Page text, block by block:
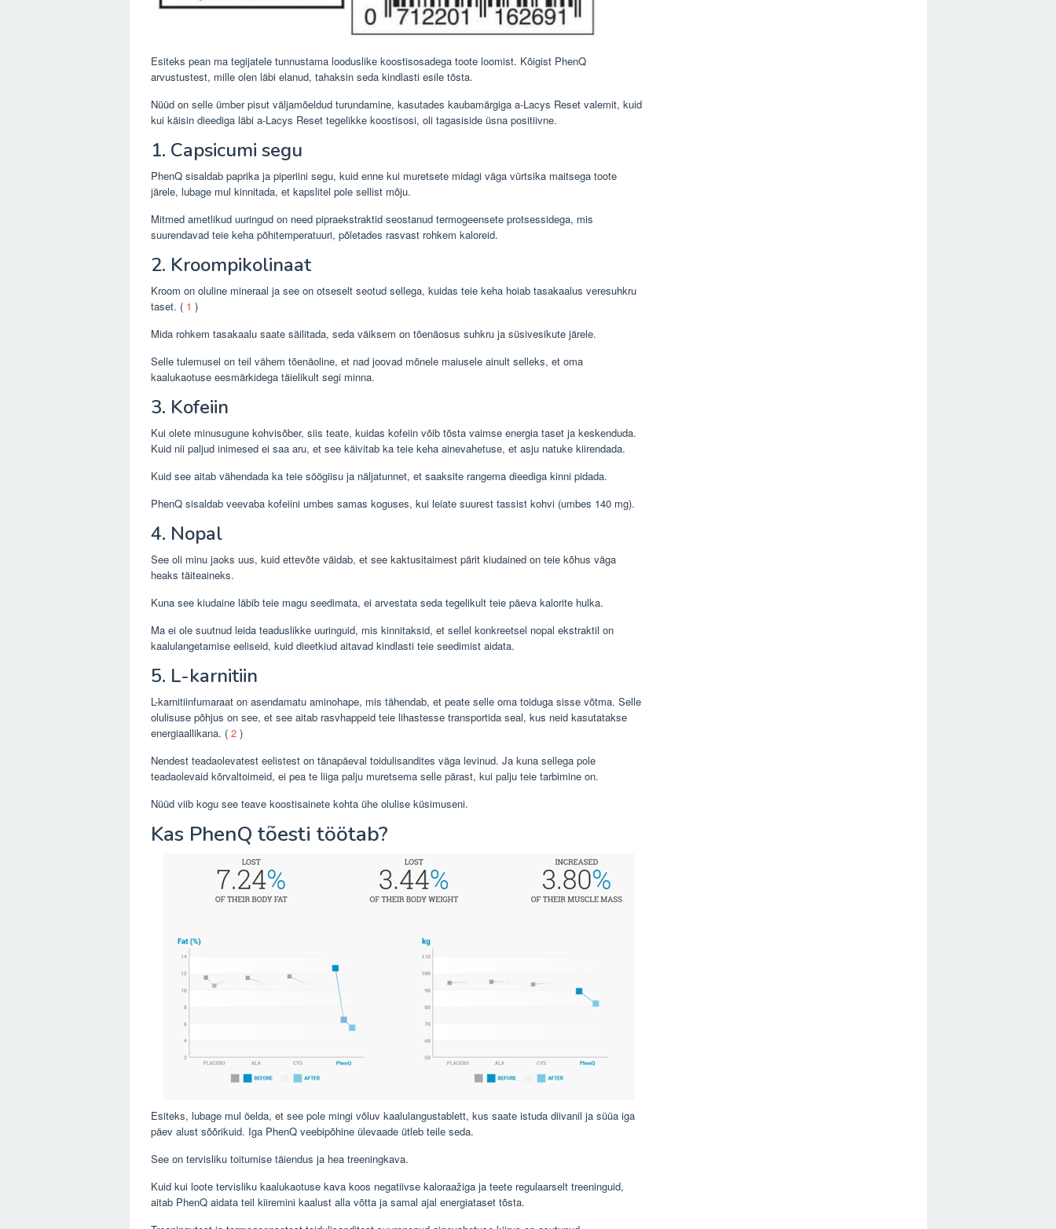
Esiteks pean ma tegijatele tunnustama looduslike koostisosadega toote loomist. Kõigist PhenQ
arvustustest, mille olen läbi elanud, tahaksin seda kindlasti esile tõsta.
Nüüd on selle ümber pisut väljamõeldud turundamine, kasutades kaubamärgiga a-Lacys Reset valemit, kuid
kui käisin dieediga läbi a-Lacys Reset tegelikke koostisosi, oli tagasiside üsna positiivne.
1. Capsicumi segu
PhenQ sisaldab paprika ja piperiini segu, kuid enne kui muretsete midagi väga vürtsika maitsega toote
järele, lubage mul kinnitada, et kapslitel pole sellist mõju.
Mitmed ametlikud uuringud on need pipraekstraktid seostanud termogeensete protsessidega, mis
suurendavad teie keha põhitemperatuuri, põletades rasvast rohkem kaloreid.
2. Kroompikolinaat
Kroom on oluline mineraal ja see on otseselt seotud sellega, kuidas teie keha hoiab tasakaalus veresuhkru
taset. ( 1 )
Mida rohkem tasakaalu saate säilitada, seda väiksem on tõenäosus suhkru ja süsivesikute järele.
Selle tulemusel on teil vähem tõenäoline, et nad joovad mõnele maiusele ainult selleks, et oma
kaalukaotuse eesmärkidega täielikult segi minna.
3. Kofeiin
Kui olete minusugune kohvisõber, siis teate, kuidas kofeiin võib tõsta vaimse energia taset ja keskenduda.
Kuid nii paljud inimesed ei saa aru, et see käivitab ka teie keha ainevahetuse, et asju natuke kiirendada.
Kuid see aitab vähendada ka teie söögiisu ja näljatunnet, et saaksite rangema dieediga kinni pidada.
PhenQ sisaldab veevaba kofeiini umbes samas koguses, kui leiate suurest tassist kohvi (umbes 140 mg).
4. Nopal
See oli minu jaoks uus, kuid ettevõte väidab, et see kaktusitaimest pärit kiudained on teie kõhus väga
heaks täiteaineks.
Kuna see kiudaine läbib teie magu seedimata, ei arvestata seda tegelikult teie päeva kalorite hulka.
Ma ei ole suutnud leida teaduslikke uuringuid, mis kinnitaksid, et sellel konkreetsel nopal ekstraktil on
kaalulangetamise eeliseid, kuid dieetkiud aitavad kindlasti teie seedimist aidata.
5. L-karnitiin
L-karnitiinfumaraat on asendamatu aminohape, mis tähendab, et peate selle oma toiduga sisse võtma. Selle
olulisuse põhjus on see, et see aitab rasvhappeid teie lihastesse transportida seal, kus neid kasutatakse
energiaallikana. ( 2 )
Nendest teadaolevatest eelistest on tänapäeval toidulisandites väga levinud. Ja kuna sellega pole
teadaolevaid kõrvaltoimeid, ei pea te liiga palju muretsema selle pärast, kui palju teie tarbimine on.
Nüüd viib kogu see teave koostisainete kohta ühe olulise küsimuseni.
Kas PhenQ tõesti töötab?
Esiteks, lubage mul öelda, et see pole mingi võluv kaalulangustablett, kus saate istuda diivanil ja süüa iga
päev alust sõõrikuid. Iga PhenQ veebipõhine ülevaade ütleb teile seda.
See on tervisliku toitumise täiendus ja hea treeningkava.
Kuid kui loote tervisliku kaalukaotuse kava koos negatiivse kaloraažiga ja teete regulaarselt treeninguid,
aitab PhenQ aidata teil kiiremini kaalust alla võtta ja samal ajal energiataset tõsta.